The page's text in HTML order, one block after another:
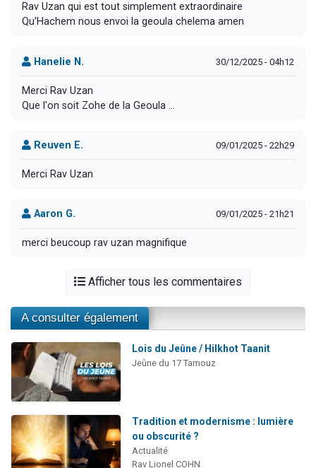
Rav Uzan qui est tout simplement extraordinaire
Qu'Hachem nous envoi la geoula chelema amen
Hanelie N. 30/12/2025 - 04h12
Merci Rav Uzan
Que l'on soit Zohe de la Geoula ...
Reuven E. 09/01/2025 - 22h29
Merci Rav Uzan
Aaron G. 09/01/2025 - 21h21
merci beucoup rav uzan magnifique
Afficher tous les commentaires
A consulter également
Lois du Jeûne / Hilkhot Taanit
Jeûne du 17 Tamouz
Tradition et modernisme : lumière
ou obscurité ?
Actualité
Rav Lionel COHN